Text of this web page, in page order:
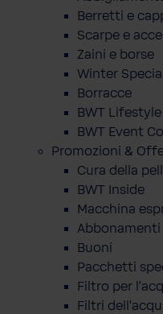
Berretti e
Scarpe e
Zaini e borse
Winter
Borracce
BWT
BWT Event
Promozioni &
Cura della
BWT Inside
Macchina
Abbonamenti
Buoni
Pacchetti
Filtro per
Filtri